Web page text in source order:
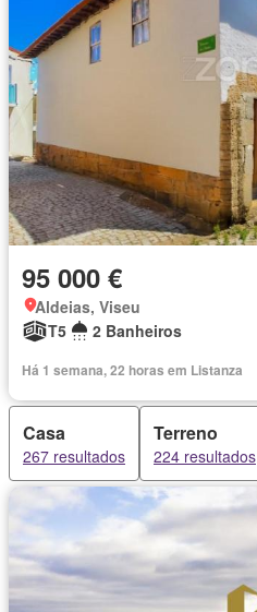
95 000 €
Aldeias, Viseu
T5
2 Banheiros
Há 1 semana, 22 horas em Listanza
Casa
267 resultados
Terreno
224 resultados